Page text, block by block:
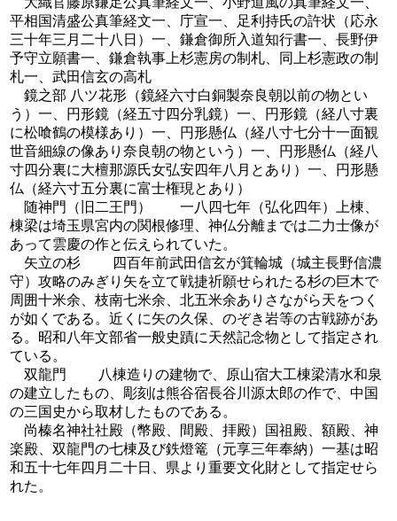
平相国清盛公真筆経文一、庁宣一、足利持氏の許状（応永
三十年三月二十八日）一、鎌倉御所入道知行書一、長野伊
予守立願書一、鎌倉執事上杉憲房の制札、同上杉憲政の制
札一、武田信玄の高札
鏡之部 八ツ花形（鏡経六寸白銅製奈良朝以前の物とい
う）一、円形鏡（経五寸四分乳鏡）一、円形鏡（経八寸裏
に松喰鶴の模様あり）一、円形懸仏（経八寸七分十一面観
世音細線の像あり奈良朝の物という）一、円形懸仏（経八
寸四分裏に大檀那源氏女弘安四年八月とあり）一、円形懸
仏（経六寸五分裏に富士権現とあり）
随神門（旧二王門） 一八四七年（弘化四年）上棟、
棟梁は埼玉県宮内の関根修理、神仏分離までは二力士像が
あって雲慶の作と伝えられていた。
矢立の杉 四百年前武田信玄が箕輪城（城主長野信濃
守）攻略のみぎり矢を立て戦捷祈願せられたる杉の巨木で
周囲十米余、枝南七米余、北五米余ありさながら天をつく
が如くである。近くに矢の久保、のぞき岩等の古戦跡があ
る。昭和八年文部省一般史蹟に天然記念物として指定され
ている。
双龍門 八棟造りの建物で、原山宿大工棟梁清水和泉
の建立したもの、彫刻は熊谷宿長谷川源太郎の作で、中国
の三国史から取材したものである。
尚榛名神社社殿（幣殿、間殿、拝殿）国祖殿、額殿、神
楽殿、双龍門の七棟及び鉄燈篭（元享三年奉納）一基は昭
和五十七年四月二十日、県より重要文化財として指定せら
れた。